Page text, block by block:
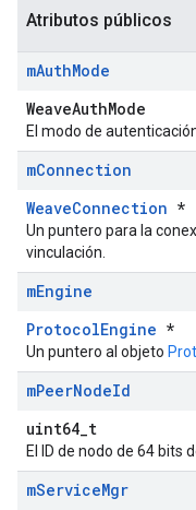
Atributos públicos
mAuthMode
WeaveAuthMode
El modo de
mConnection
WeaveConnection *
Un puntero para la
vinculación.
mEngine
ProtocolEngine *
Un puntero al objeto
mPeerNodeId
uint64_t
El ID de nodo de 64 bits
mServiceMgr